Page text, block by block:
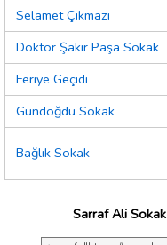
Selamet Çıkmazı
Doktor Şakir Paşa Sokak
Feriye Geçidi
Gündoğdu Sokak
Bağlık Sokak
Sarraf Ali Sokak